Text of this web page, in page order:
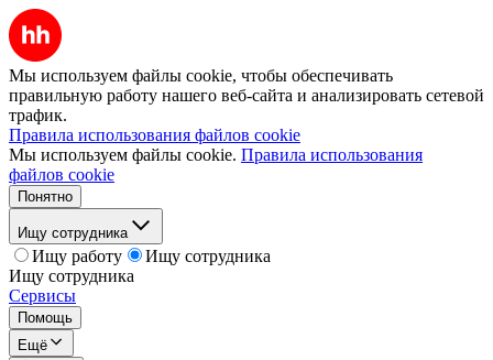
Мы используем файлы cookie, чтобы обеспечивать
правильную работу нашего веб-сайта и анализировать сетевой
трафик.
Правила использования файлов cookie
Мы используем файлы cookie. Правила использования
файлов cookie
Понятно
Ищу сотрудника
Ищу работу
Ищу сотрудника
Ищу сотрудника
Сервисы
Помощь
Ещё